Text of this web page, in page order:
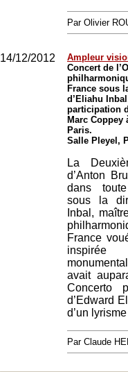
Par Olivier
14/12/2012
Ampleur
Concert de
France sous
d’Eliahu
participation
Marc Coppey
Paris.
Salle Pleyel,
La
d’Anton
dans
sous la
Inbal,
France
avait
Concerto
d’Edward
d’un
Par Claude